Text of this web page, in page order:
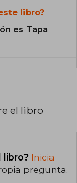
libro?
es Tapa
el libro
libro? Inicia
pregunta.